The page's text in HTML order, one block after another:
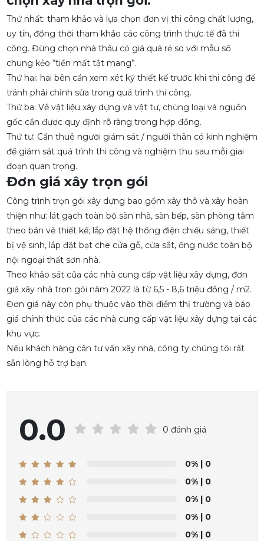
Thứ nhất: tham khảo và lựa chọn đơn vị thi công chất lượng,
uy tín, đồng thời tham khảo các công trình thực tế đã thi
công. Đừng chọn nhà thầu có giá quá rẻ so với mẫu số
chung kẻo “tiền mất tật mang”.
Thứ hai: hai bên cần xem xét kỹ thiết kế trước khi thi công để
tránh phải chỉnh sửa trong quá trình thi công.
Thứ ba: Về vật liệu xây dựng và vật tư, chủng loại và nguồn
gốc cần được quy định rõ ràng trong hợp đồng.
Thứ tư: Cần thuê người giám sát / người thân có kinh nghiệm
để giám sát quá trình thi công và nghiệm thu sau mỗi giai
đoạn quan trọng.
Đơn giá xây trọn gói
Công trình trọn gói xây dựng bao gồm xây thô và xây hoàn
thiện như: lát gạch toàn bộ sàn nhà, sàn bếp, sàn phòng tắm
theo bản vẽ thiết kế; lắp đặt hệ thống điện chiếu sáng, thiết
bị vệ sinh, lắp đặt bạt che cửa gỗ, cửa sắt, ống nước toàn bộ
nội ngoại thất sơn nhà.
Theo khảo sát của các nhà cung cấp vật liệu xây dựng, đơn
giá xây nhà trọn gói năm 2022 là từ 6,5 - 8,6 triệu đồng / m2.
Đơn giá này còn phụ thuộc vào thời điểm thị trường và báo
giá chính thức của các nhà cung cấp vật liệu xây dựng tại các
khu vực.
Nếu khách hàng cần tư vấn xây nhà, công ty chúng tôi rất
sẵn lòng hỗ trợ bạn.
0.0 0 đánh giá
0% | 0
0% | 0
0% | 0
0% | 0
0% | 0